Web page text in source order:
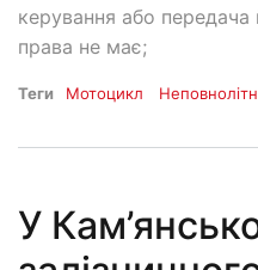
керування або передача
права не має;
Теги Мотоцикл
У